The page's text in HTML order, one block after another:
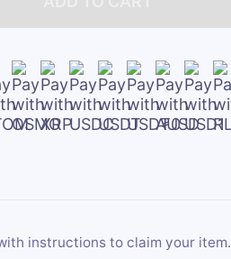
instructions to claim your item.